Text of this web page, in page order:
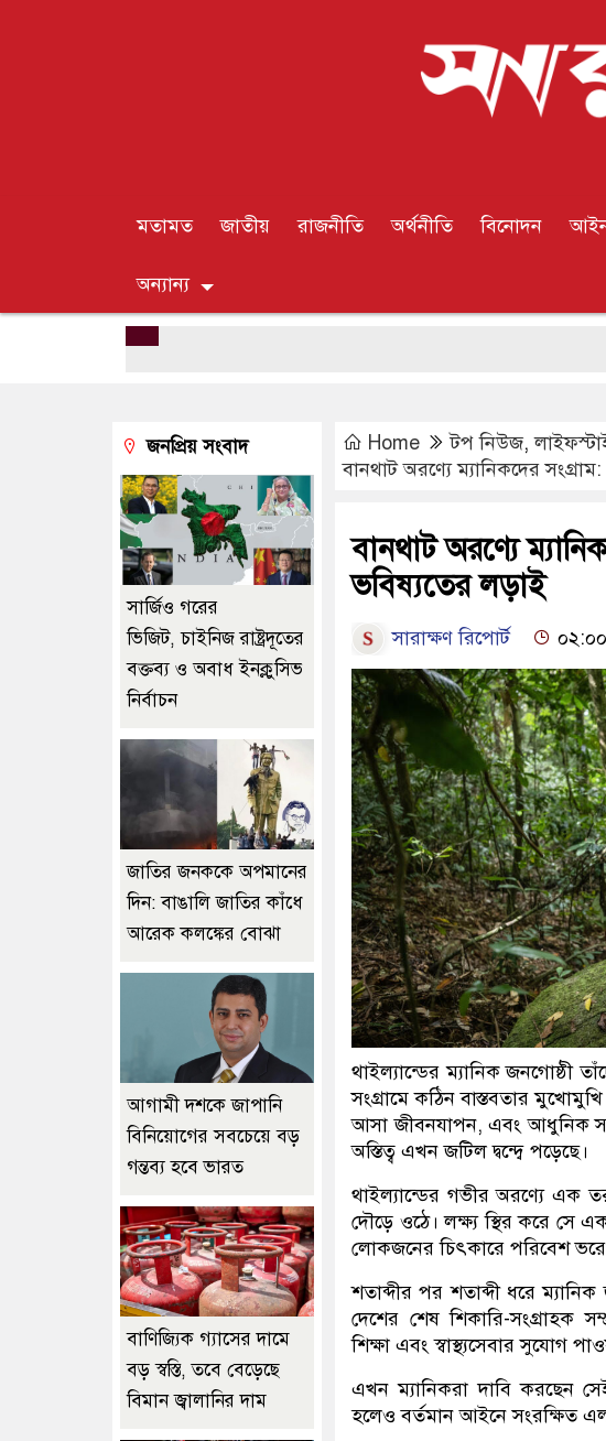
মতামত জাতীয় রাজনীতি অর্থনীতি বিনোদন
অন্যান্য
Home টপ নিউজ,
বানথাট অরণ্যে ম্যানিকদের
বানথাট অরণ্যে
ভবিষ্যতের লড়াই
সারাক্ষণ রিপোর্ট
থাইল্যান্ডের ম্যানিক জনগোষ্ঠী
সংগ্রামে কঠিন বাস্তবতার
আসা জীবনযাপন, এবং আধুনিক
অস্তিত্ব এখন জটিল দ্বন্দ্বে পড়েছে।
থাইল্যান্ডের গভীর অরণ্যে এক
দৌড়ে ওঠে। লক্ষ্য স্থির করে সে
লোকজনের চিৎকারে পরিবেশ ভরে
শতাব্দীর পর শতাব্দী ধরে
দেশের শেষ শিকারি-সংগ্রাহক
শিক্ষা এবং স্বাস্থ্যসেবার সুযোগ
এখন ম্যানিকরা দাবি করছেন
হলেও বর্তমান আইনে সংরক্ষিত
জনপ্রিয় সংবাদ
সার্জিও গরের
ভিজিট, চাইনিজ রাষ্ট্রদূতের
বক্তব্য ও অবাধ ইনক্লুসিভ
নির্বাচন
জাতির জনককে অপমানের
দিন: বাঙালি জাতির কাঁধে
আরেক কলঙ্কের বোঝা
আগামী দশকে জাপানি
বিনিয়োগের সবচেয়ে বড়
গন্তব্য হবে ভারত
বাণিজ্যিক গ্যাসের দামে
বড় স্বস্তি, তবে বেড়েছে
বিমান জ্বালানির দাম